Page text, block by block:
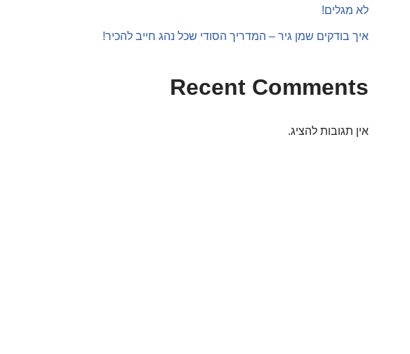
לא מגלים!
איך בודקים שמן גיר – המדריך הסודי שכל נהג חייב להכיר!
Recent Comments
אין תגובות להציג.